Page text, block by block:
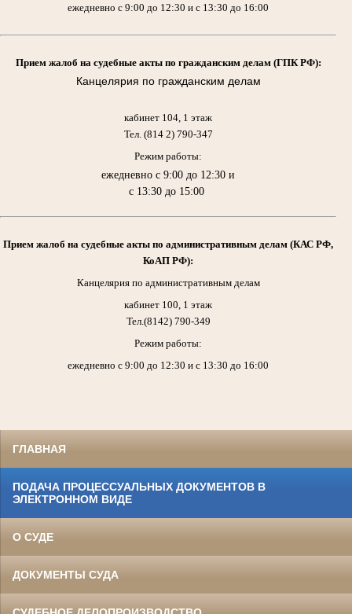
ежедневно с 9:00 до 12:30 и с 13:30 до 16:00
Прием жалоб на судебные акты по гражданским делам (ГПК РФ):
Канцелярия по гражданским делам
кабинет 104, 1 этаж
Тел. (814 2) 790-347
Режим работы:
ежедневно с 9:00 до 12:30 и
с 13:30 до 15:00
Прием жалоб на судебные акты по административным делам (КАС РФ,
КоАП РФ):
Канцелярия по административным делам
кабинет 100, 1 этаж
Тел.(8142) 790-349
Режим работы:
ежедневно с 9:00 до 12:30 и с 13:30 до 16:00
ГЛАВНАЯ
ПОДАЧА ПРОЦЕССУАЛЬНЫХ ДОКУМЕНТОВ В
ЭЛЕКТРОННОМ ВИДЕ
О СУДЕ
ДОКУМЕНТЫ СУДА